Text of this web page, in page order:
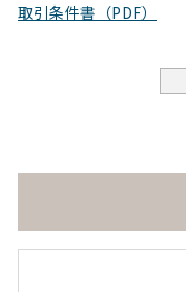
取引条件書（PDF）